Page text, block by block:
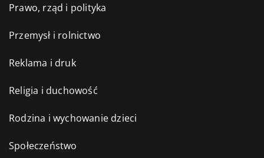
Prawo, rząd i polityka
Przemysł i rolnictwo
Reklama i druk
Religia i duchowość
Rodzina i wychowanie dzieci
Społeczeństwo